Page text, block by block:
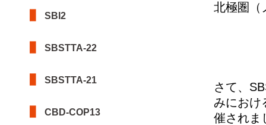
SBI2
SBSTTA-22
SBSTTA-21
CBD-COP13
北極圏（
さて、
みにおけ
催されま